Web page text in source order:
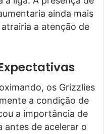
ainda mais
a atenção de
os Grizzlies
a condição de
a importância de
antes de acelerar o